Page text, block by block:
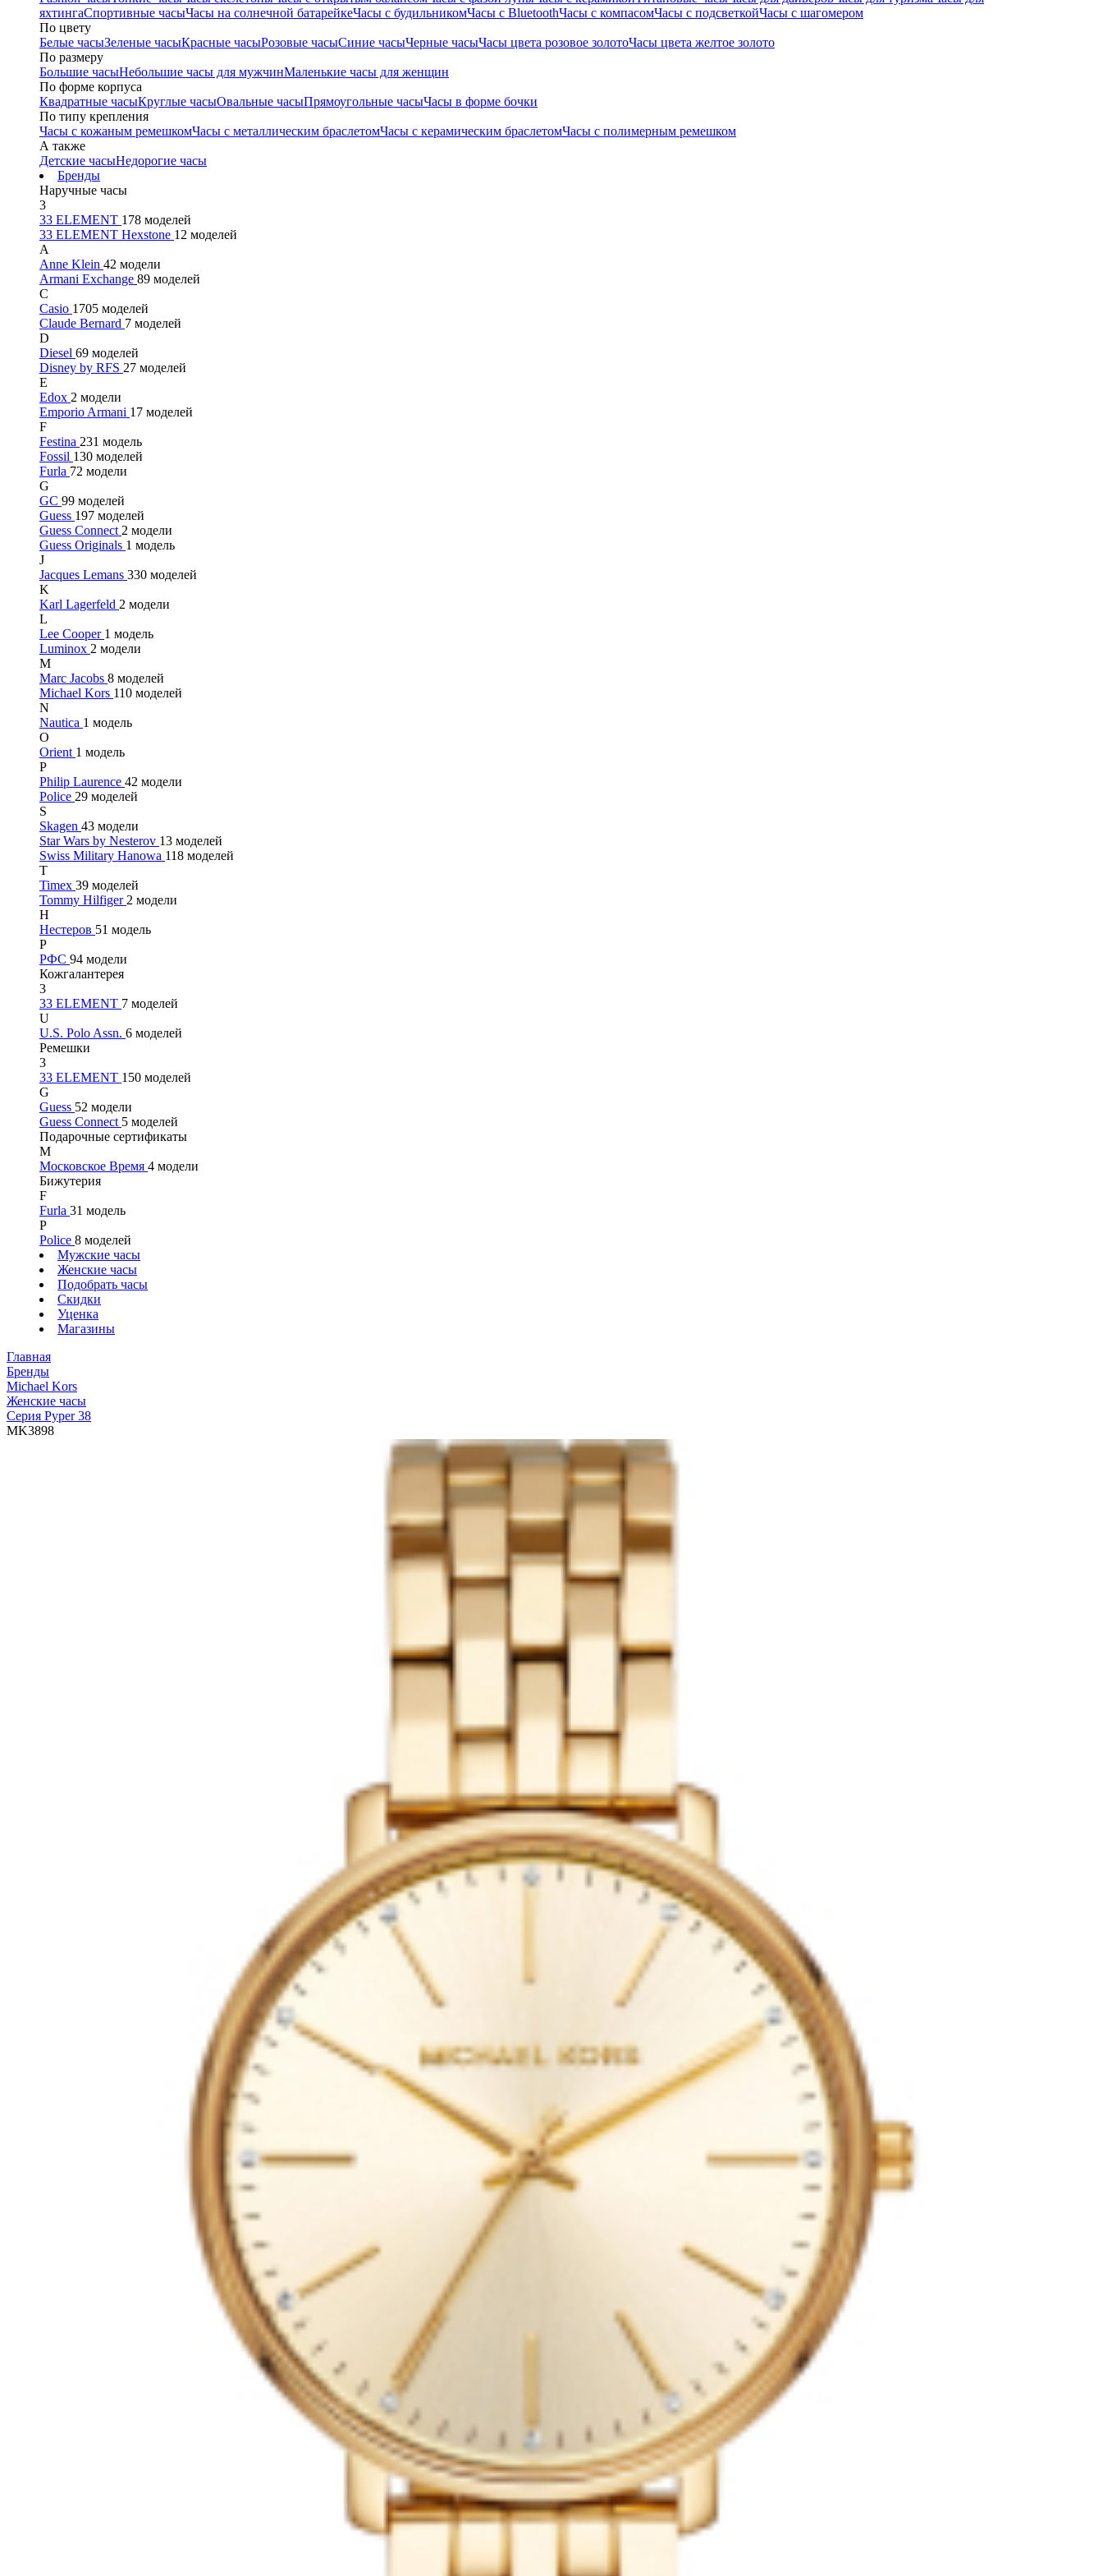
яхтингаСпортивные часыЧасы на солнечной батарейкеЧасы с будильникомЧасы с BluetoothЧасы с компасомЧасы с подсветкойЧасы с шагомером
По цвету
Белые часыЗеленые часыКрасные часыРозовые часыСиние часыЧерные часыЧасы цвета розовое золотоЧасы цвета желтое золото
По размеру
Большие часыНебольшие часы для мужчинМаленькие часы для женщин
По форме корпуса
Квадратные часыКруглые часыОвальные часыПрямоугольные часыЧасы в форме бочки
По типу крепления
Часы с кожаным ремешкомЧасы с металлическим браслетомЧасы с керамическим браслетомЧасы с полимерным ремешком
А также
Детские часыНедорогие часы
Бренды
Наручные часы
3
33 ELEMENT 178 моделей
33 ELEMENT Hexstone 12 моделей
A
Anne Klein 42 модели
Armani Exchange 89 моделей
C
Casio 1705 моделей
Claude Bernard 7 моделей
D
Diesel 69 моделей
Disney by RFS 27 моделей
E
Edox 2 модели
Emporio Armani 17 моделей
F
Festina 231 модель
Fossil 130 моделей
Furla 72 модели
G
GC 99 моделей
Guess 197 моделей
Guess Connect 2 модели
Guess Originals 1 модель
J
Jacques Lemans 330 моделей
K
Karl Lagerfeld 2 модели
L
Lee Cooper 1 модель
Luminox 2 модели
M
Marc Jacobs 8 моделей
Michael Kors 110 моделей
N
Nautica 1 модель
O
Orient 1 модель
P
Philip Laurence 42 модели
Police 29 моделей
S
Skagen 43 модели
Star Wars by Nesterov 13 моделей
Swiss Military Hanowa 118 моделей
T
Timex 39 моделей
Tommy Hilfiger 2 модели
Н
Нестеров 51 модель
Р
РФС 94 модели
Кожгалантерея
3
33 ELEMENT 7 моделей
U
U.S. Polo Assn. 6 моделей
Ремешки
3
33 ELEMENT 150 моделей
G
Guess 52 модели
Guess Connect 5 моделей
Подарочные сертификаты
М
Московское Время 4 модели
Бижутерия
F
Furla 31 модель
P
Police 8 моделей
Мужские часы
Женские часы
Подобрать часы
Скидки
Уценка
Магазины
Главная
Бренды
Michael Kors
Женские часы
Серия Pyper 38
MK3898